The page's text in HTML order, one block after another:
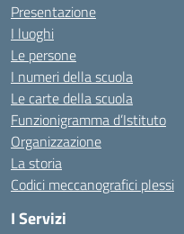
Presentazione
I luoghi
Le persone
I numeri della scuola
Le carte della scuola
Funzionigramma d’Istituto
Organizzazione
La storia
Codici meccanografici plessi
I Servizi